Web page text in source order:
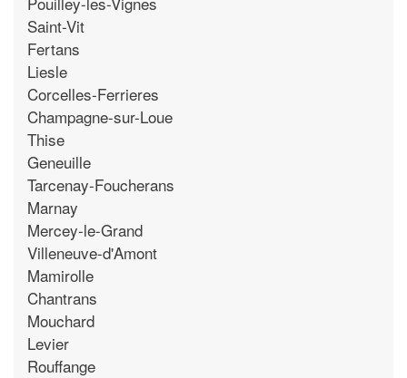
Saint-Vit
Fertans
Liesle
Corcelles-Ferrieres
Champagne-sur-Loue
Thise
Geneuille
Tarcenay-Foucherans
Marnay
Mercey-le-Grand
Villeneuve-d'Amont
Mamirolle
Chantrans
Mouchard
Levier
Rouffange